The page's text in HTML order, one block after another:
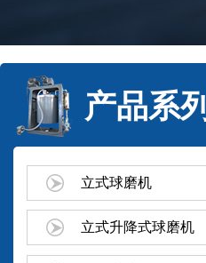
产品系列
立式球磨机
立式升降式球磨机